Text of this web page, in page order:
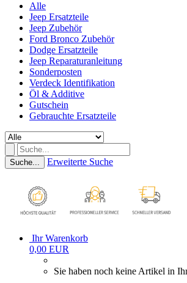
Alle
Jeep Ersatzteile
Jeep Zubehör
Ford Bronco Zubehör
Dodge Ersatzteile
Jeep Reparaturanleitung
Sonderposten
Verdeck Identifikation
Öl & Additive
Gutschein
Gebrauchte Ersatzteile
Suche... Erweiterte Suche
Ihr Warenkorb
0,00 EUR
Sie haben noch keine Artikel in